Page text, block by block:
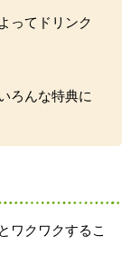
ってドリンク
ろんな特典に
ワクワクするこ